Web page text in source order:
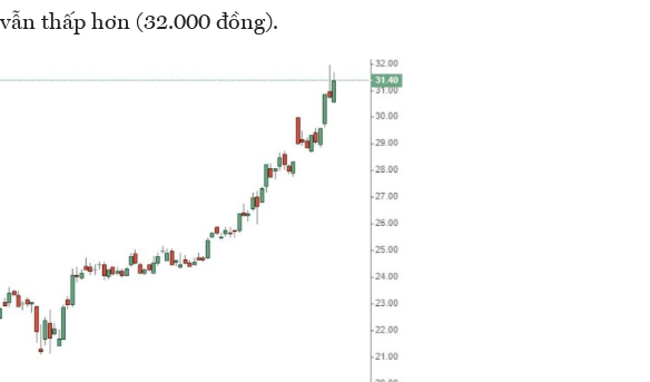
thấp hơn (32.000 đồng).